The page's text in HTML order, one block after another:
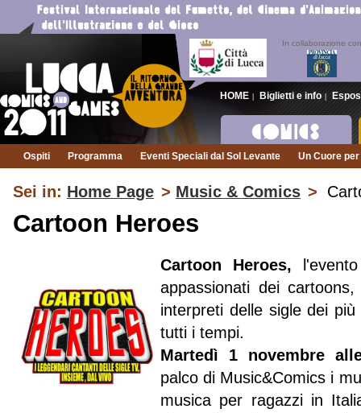
In collaborazione con
HOME | Biglietti e info |
Ospiti Programma Eventi Speciali dal Sol Levante Un Cuore
Sei in: Home Page > Music & Comics >
Cartoon Heroes
Cartoon Heroes,
appassionati dei
interpreti delle sigle dei
tutti i tempi.
Martedì 1 novembre
palco di Music&Comics i
musica per ragazzi in